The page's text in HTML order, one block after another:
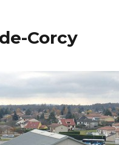
Corcy